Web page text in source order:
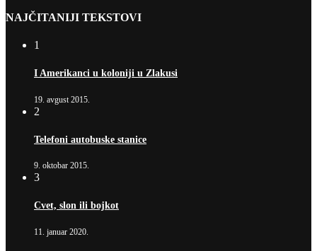
NAJČITANIJI TEKSTOVI
1
I Amerikanci u koloniji u Zlakusi
19. avgust 2015.
2
Telefoni autobuske stanice
9. oktobar 2015.
3
Cvet, slon ili bojkot
11. januar 2020.